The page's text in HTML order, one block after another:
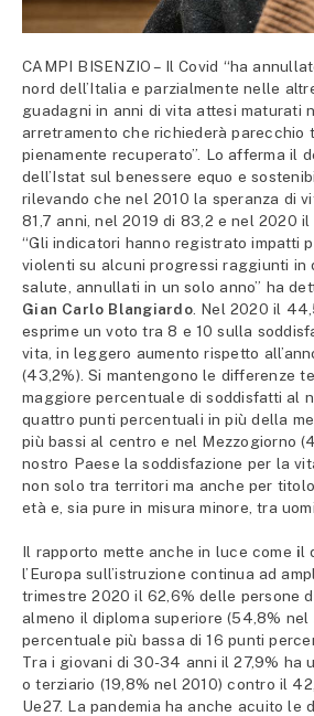
CAMPI BISENZIO – Il Covid “ha
nord dell’Italia e parzialmente nelle
guadagni in anni di vita attesi maturati
arretramento che richiederà parecchio
pienamente recuperato”. Lo afferma il
dell’Istat sul benessere equo e
rilevando che nel 2010 la speranza di
81,7 anni, nel 2019 di 83,2 e nel 2020 il
“Gli indicatori hanno registrato impatti
violenti su alcuni progressi raggiunti in
salute, annullati in un solo anno” ha
Gian Carlo Blangiardo. Nel 2020 il
esprime un voto tra 8 e 10 sulla
vita, in leggero aumento rispetto
(43,2%). Si mantengono le differenze
maggiore percentuale di soddisfatti al
quattro punti percentuali in più della
più bassi al centro e nel Mezzogiorno
nostro Paese la soddisfazione per la
non solo tra territori ma anche per
età e, sia pure in misura minore, tra
Il rapporto mette anche in luce come il
l’Europa sull’istruzione continua ad
trimestre 2020 il 62,6% delle persone
almeno il diploma superiore (54,8% nel
percentuale più bassa di 16 punti
Tra i giovani di 30-34 anni il 27,9% ha
o terziario (19,8% nel 2010) contro il
Ue27. La pandemia ha anche acuito le